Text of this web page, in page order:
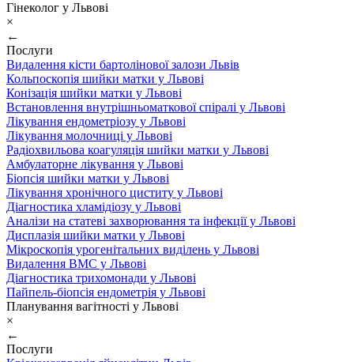
Гінеколог у Львові
×
←
Послуги
Видалення кісти бартолінової залози Львів
Кольпоскопія шийки матки у Львові
Конізація шийки матки у Львові
Встановлення внутрішньоматкової спіралі у Львові
Лікування ендометріозу у Львові
Лікування молочниці у Львові
Радіохвильова коагуляція шийки матки у Львові
Амбулаторне лікування у Львові
Біопсія шийки матки у Львові
Лікування хронічного циститу у Львові
Діагностика хламідіозу у Львові
Аналізи на статеві захворювання та інфекції у Львові
Дисплазія шийки матки у Львові
Мікроскопія урогенітальних виділень у Львові
Видалення ВМС у Львові
Діагностика трихомонади у Львові
Пайпель-біопсія ендометрія у Львові
Планування вагітності у Львові
×
←
Послуги